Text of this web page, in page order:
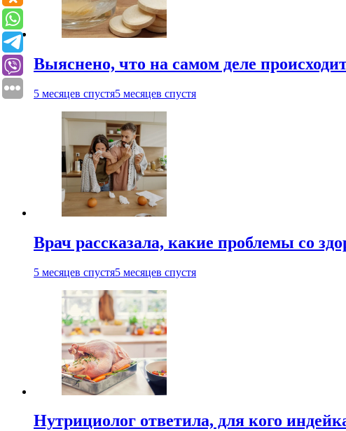
Выяснено, что на самом деле
5 месяцев спустя5 месяцев спустя
Врач рассказала, какие проблемы со
5 месяцев спустя5 месяцев спустя
Нутрициолог ответила, для кого